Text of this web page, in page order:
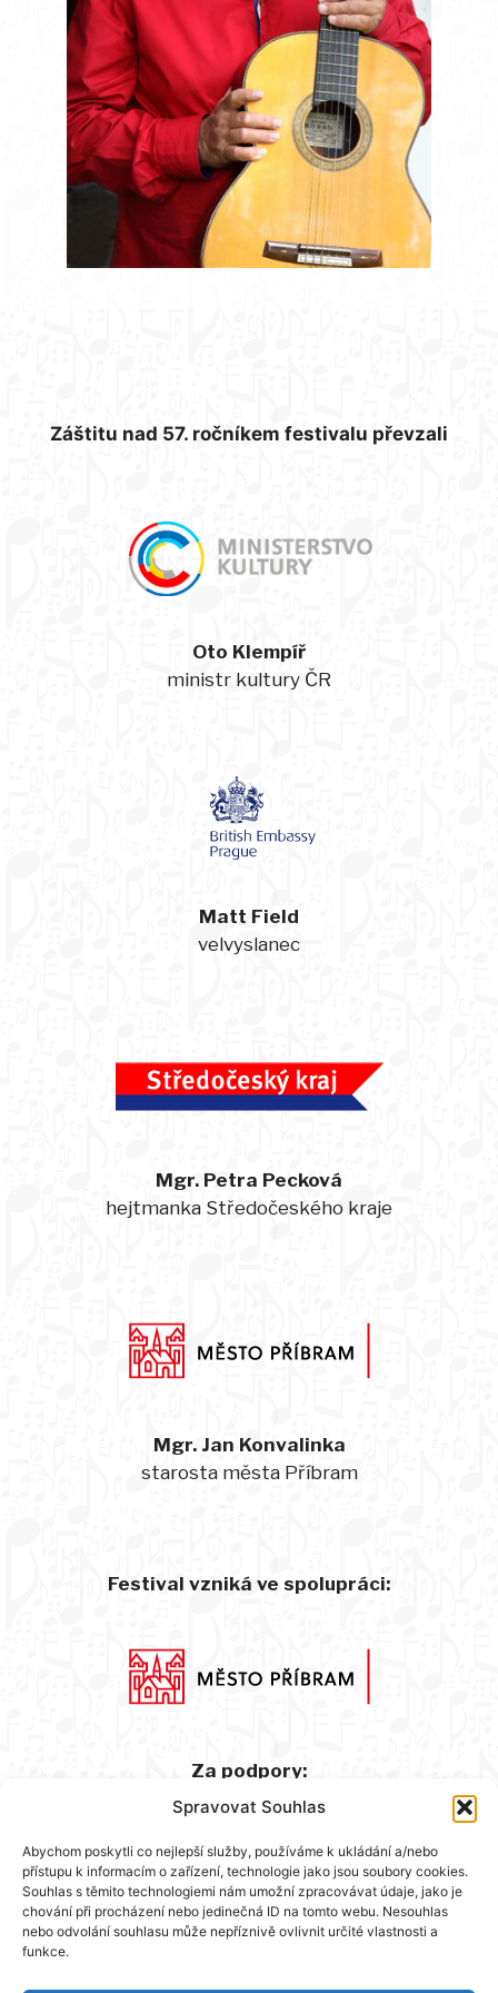
Spravovat Souhlas
Abychom poskytli co nejlepší služby, používáme k ukládání a/nebo
přístupu k informacím o zařízení, technologie jako jsou soubory cookies.
Souhlas s těmito technologiemi nám umožní zpracovávat údaje, jako je
chování při procházení nebo jedinečná ID na tomto webu. Nesouhlas
nebo odvolání souhlasu může nepříznivě ovlivnit určité vlastnosti a
funkce.
Záštitu nad 57. ročníkem festivalu převzali
Oto Klempíř
ministr kultury ČR
Matt Field
velvyslanec
Mgr. Petra Pecková
hejtmanka Středočeského kraje
Mgr. Jan Konvalinka
starosta města Příbram
Festival vzniká ve spolupráci:
Za podpory: